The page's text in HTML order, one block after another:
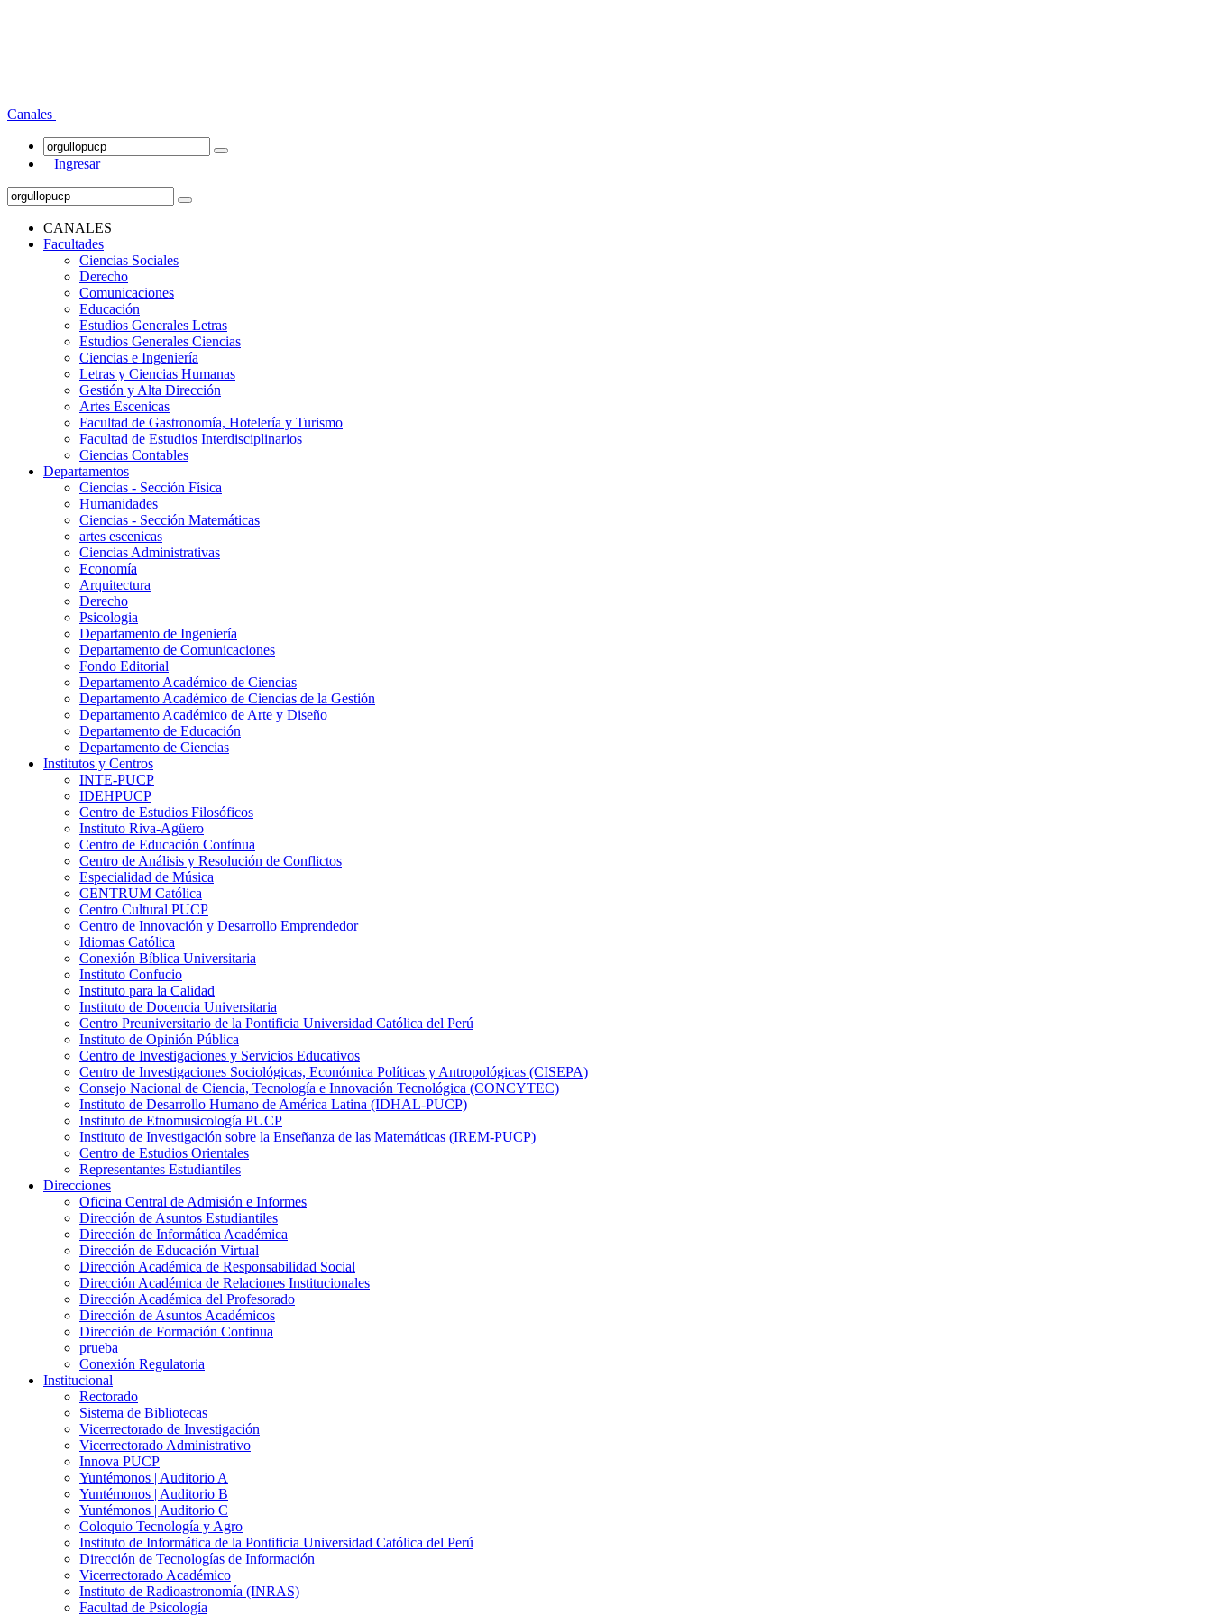
Canales
Ingresar
CANALES
Facultades
Ciencias Sociales
Derecho
Comunicaciones
Educación
Estudios Generales Letras
Estudios Generales Ciencias
Ciencias e Ingeniería
Letras y Ciencias Humanas
Gestión y Alta Dirección
Artes Escenicas
Facultad de Gastronomía, Hotelería y Turismo
Facultad de Estudios Interdisciplinarios
Ciencias Contables
Departamentos
Ciencias - Sección Física
Humanidades
Ciencias - Sección Matemáticas
artes escenicas
Ciencias Administrativas
Economía
Arquitectura
Derecho
Psicologia
Departamento de Ingeniería
Departamento de Comunicaciones
Fondo Editorial
Departamento Académico de Ciencias
Departamento Académico de Ciencias de la Gestión
Departamento Académico de Arte y Diseño
Departamento de Educación
Departamento de Ciencias
Institutos y Centros
INTE-PUCP
IDEHPUCP
Centro de Estudios Filosóficos
Instituto Riva-Agüero
Centro de Educación Contínua
Centro de Análisis y Resolución de Conflictos
Especialidad de Música
CENTRUM Católica
Centro Cultural PUCP
Centro de Innovación y Desarrollo Emprendedor
Idiomas Católica
Conexión Bíblica Universitaria
Instituto Confucio
Instituto para la Calidad
Instituto de Docencia Universitaria
Centro Preuniversitario de la Pontificia Universidad Católica del Perú
Instituto de Opinión Pública
Centro de Investigaciones y Servicios Educativos
Centro de Investigaciones Sociológicas, Económica Políticas y Antropológicas (CISEPA)
Consejo Nacional de Ciencia, Tecnología e Innovación Tecnológica (CONCYTEC)
Instituto de Desarrollo Humano de América Latina (IDHAL-PUCP)
Instituto de Etnomusicología PUCP
Instituto de Investigación sobre la Enseñanza de las Matemáticas (IREM-PUCP)
Centro de Estudios Orientales
Representantes Estudiantiles
Direcciones
Oficina Central de Admisión e Informes
Dirección de Asuntos Estudiantiles
Dirección de Informática Académica
Dirección de Educación Virtual
Dirección Académica de Responsabilidad Social
Dirección Académica de Relaciones Institucionales
Dirección Académica del Profesorado
Dirección de Asuntos Académicos
Dirección de Formación Continua
prueba
Conexión Regulatoria
Institucional
Rectorado
Sistema de Bibliotecas
Vicerrectorado de Investigación
Vicerrectorado Administrativo
Innova PUCP
Yuntémonos | Auditorio A
Yuntémonos | Auditorio B
Yuntémonos | Auditorio C
Coloquio Tecnología y Agro
Instituto de Informática de la Pontificia Universidad Católica del Perú
Dirección de Tecnologías de Información
Vicerrectorado Académico
Instituto de Radioastronomía (INRAS)
Facultad de Psicología